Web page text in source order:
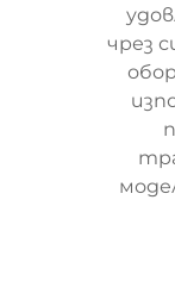
чрез